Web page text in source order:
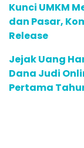
Kunci UMKM
dan Pasar,
Release
Jejak Uang
Dana Judi
Pertama